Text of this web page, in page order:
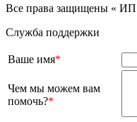
Все права защищены «
Служба поддержки
Ваше имя*
Чем мы можем вам
помочь?*